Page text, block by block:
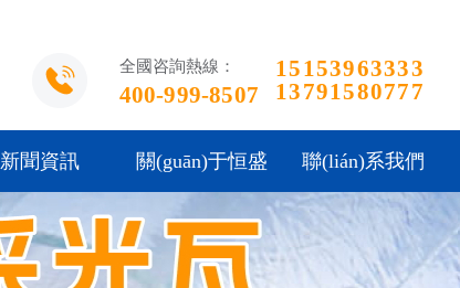
全國咨詢熱線：
400-999-8507
15153963333
13791580777
新聞資訊 關(guān)于恒盛 聯(lián)系我們